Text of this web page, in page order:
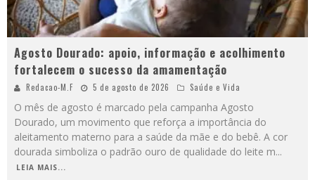
Agosto Dourado: apoio, informação e acolhimento
fortalecem o sucesso da amamentação
Redacao-M.F 5 de agosto de 2026 Saúde e Vida
O mês de agosto é marcado pela campanha Agosto
Dourado, um movimento que reforça a importância do
aleitamento materno para a saúde da mãe e do bebê. A cor
dourada simboliza o padrão ouro de qualidade do leite m...
LEIA MAIS...